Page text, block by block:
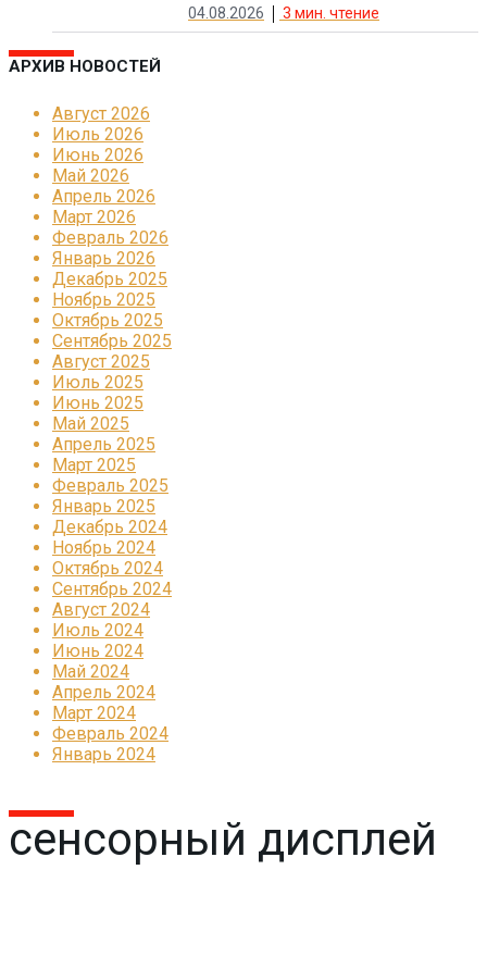
04.08.2026 3 мин. чтение
АРХИВ НОВОСТЕЙ
Август 2026
Июль 2026
Июнь 2026
Май 2026
Апрель 2026
Март 2026
Февраль 2026
Январь 2026
Декабрь 2025
Ноябрь 2025
Октябрь 2025
Сентябрь 2025
Август 2025
Июль 2025
Июнь 2025
Май 2025
Апрель 2025
Март 2025
Февраль 2025
Январь 2025
Декабрь 2024
Ноябрь 2024
Октябрь 2024
Сентябрь 2024
Август 2024
Июль 2024
Июнь 2024
Май 2024
Апрель 2024
Март 2024
Февраль 2024
Январь 2024
сенсорный дисплей